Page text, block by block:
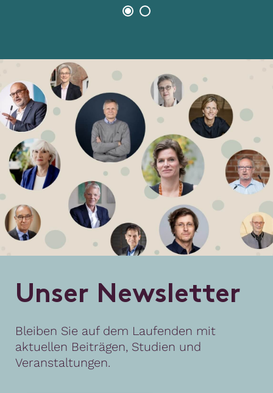
Unser Newsletter
Bleiben Sie auf dem Laufenden mit
aktuellen Beiträgen, Studien und
Veranstaltungen.